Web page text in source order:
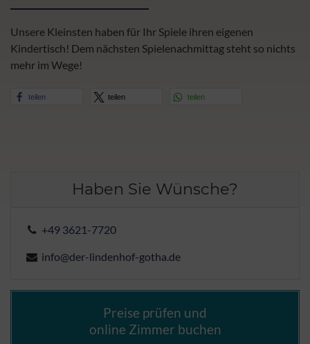
Unsere Kleinsten haben für Ihr Spiele ihren eigenen
Kindertisch! Dem nächsten Spielenachmittag steht so nichts
mehr im Wege!
teilen teilen teilen
Haben Sie Wünsche?
+49 3621-7720
info@der-lindenhof-gotha.de
Preise prüfen und
online Zimmer buchen